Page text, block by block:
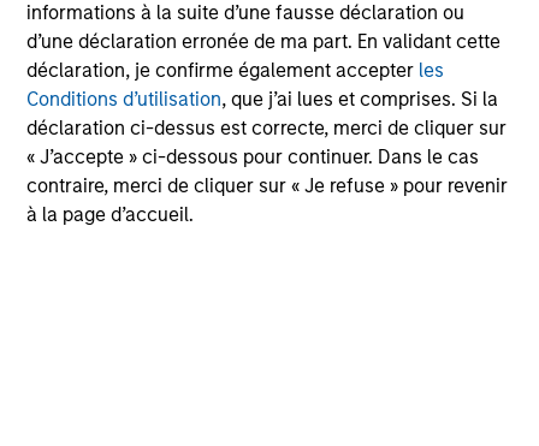
informations à la suite d’une fausse déclaration ou
d’une déclaration erronée de ma part. En validant cette
déclaration, je confirme également accepter les
Conditions d’utilisation, que j’ai lues et comprises. Si la
déclaration ci-dessus est correcte, merci de cliquer sur
« J’accepte » ci-dessous pour continuer. Dans le cas
contraire, merci de cliquer sur « Je refuse » pour revenir
à la page d’accueil.
The Wisdom of Crowds in Markets:
Crowd Behavior in Prediction, Betting,
and Stock Markets
We review the wisdom of crowds in the
context of prediction markets, sports betting
markets, parimutuel betting markets, and the
stock market. For each, we describe the
market, give a history, examine its accuracy,
see how it aggregates information, check for